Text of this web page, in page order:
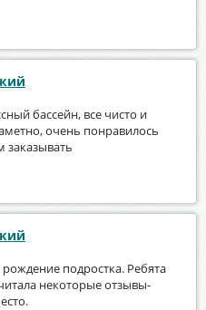
бассейн, все чисто и
очень понравилось
заказывать
подростка. Ребята
некоторые отзывы-